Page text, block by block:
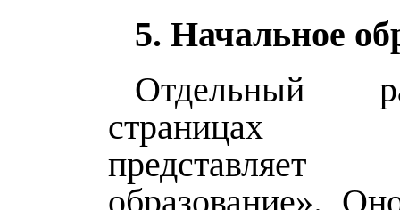
5. Начальное
Отдельный
страницах
представляет
образование».